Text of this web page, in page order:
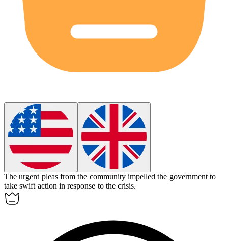
The urgent pleas from the community impelled the government to
take swift action in response to the crisis.